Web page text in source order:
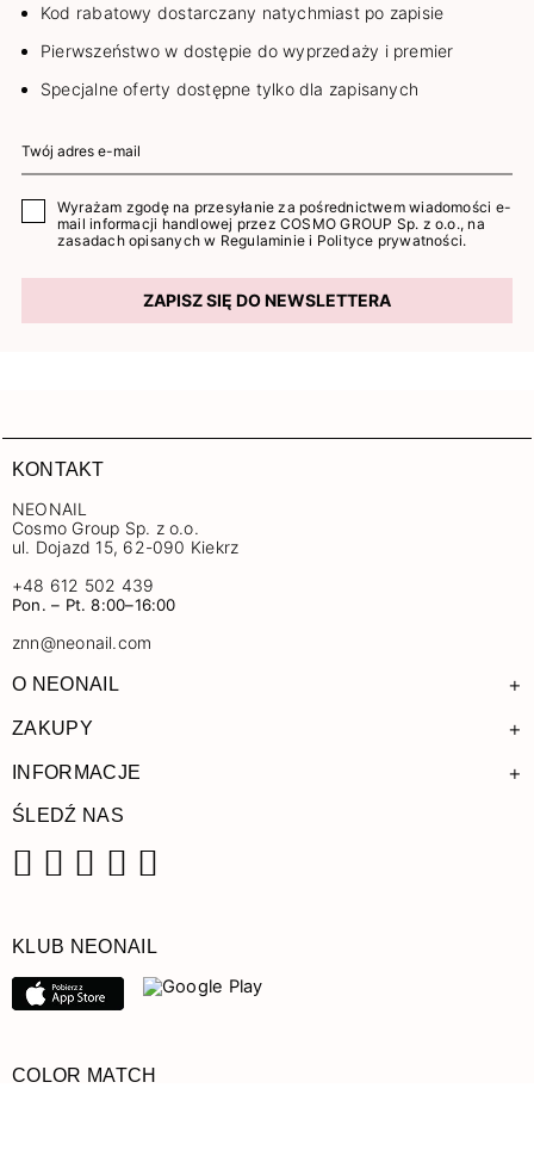
Kod rabatowy dostarczany natychmiast po zapisie
Pierwszeństwo w dostępie do wyprzedaży i premier
Specjalne oferty dostępne tylko dla zapisanych
Wyrażam zgodę na przesyłanie za pośrednictwem wiadomości e-
mail informacji handlowej przez COSMO GROUP Sp. z o.o., na
zasadach opisanych w Regulaminie i Polityce prywatności.
ZAPISZ SIĘ DO NEWSLETTERA
KONTAKT
NEONAIL
Cosmo Group Sp. z o.o.
ul. Dojazd 15, 62-090 Kiekrz
+48 612 502 439
Pon. – Pt. 8:00–16:00
znn@neonail.com
O NEONAIL +
ZAKUPY +
INFORMACJE +
ŚLEDŹ NAS
KLUB NEONAIL
COLOR MATCH